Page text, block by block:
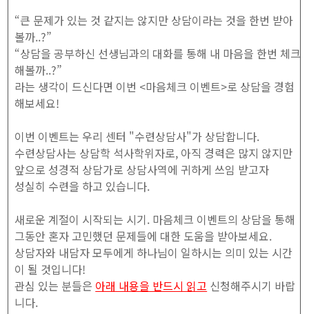
“큰 문제가 있는 것 같지는 않지만 상담이라는 것을 한번 받아
볼까..?”
“상담을 공부하신 선생님과의 대화를 통해 내 마음을 한번 체크
해볼까..?”
라는 생각이 드신다면 이번 <마음체크 이벤트>로 상담을 경험
해보세요!
이번 이벤트는 우리 센터 "수련상담사"가 상담합니다.
수련상담사는 상담학 석사학위자로, 아직 경력은 많지 않지만
앞으로 성경적 상담가로 상담사역에 귀하게 쓰임 받고자
성실히 수련을 하고 있습니다.
새로운 계절이 시작되는 시기. 마음체크 이벤트의 상담을 통해
그동안 혼자 고민했던 문제들에 대한 도움을 받아보세요.
상담자와 내담자 모두에게 하나님이 일하시는 의미 있는 시간
이 될 것입니다!
관심 있는 분들은 아래 내용을 반드시 읽고 신청해주시기 바랍
니다.